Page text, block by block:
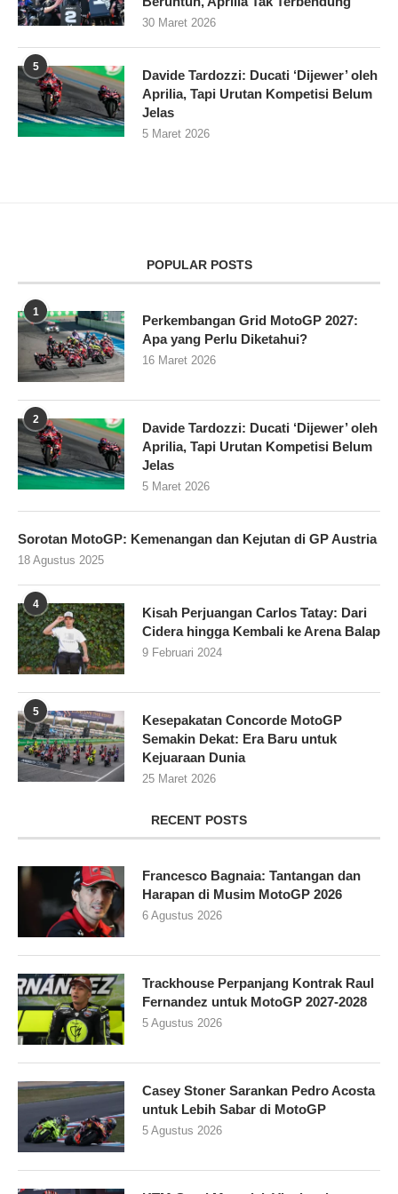
30 Maret 2026
5
Davide Tardozzi: Ducati ‘Dijewer’ oleh
Aprilia, Tapi Urutan Kompetisi Belum
Jelas
5 Maret 2026
POPULAR POSTS
1
Perkembangan Grid MotoGP 2027:
Apa yang Perlu Diketahui?
16 Maret 2026
2
Davide Tardozzi: Ducati ‘Dijewer’ oleh
Aprilia, Tapi Urutan Kompetisi Belum
Jelas
5 Maret 2026
Sorotan MotoGP: Kemenangan dan Kejutan di GP Austria
18 Agustus 2025
4
Kisah Perjuangan Carlos Tatay: Dari
Cidera hingga Kembali ke Arena Balap
9 Februari 2024
5
Kesepakatan Concorde MotoGP
Semakin Dekat: Era Baru untuk
Kejuaraan Dunia
25 Maret 2026
RECENT POSTS
Francesco Bagnaia: Tantangan dan
Harapan di Musim MotoGP 2026
6 Agustus 2026
Trackhouse Perpanjang Kontrak Raul
Fernandez untuk MotoGP 2027-2028
5 Agustus 2026
Casey Stoner Sarankan Pedro Acosta
untuk Lebih Sabar di MotoGP
5 Agustus 2026